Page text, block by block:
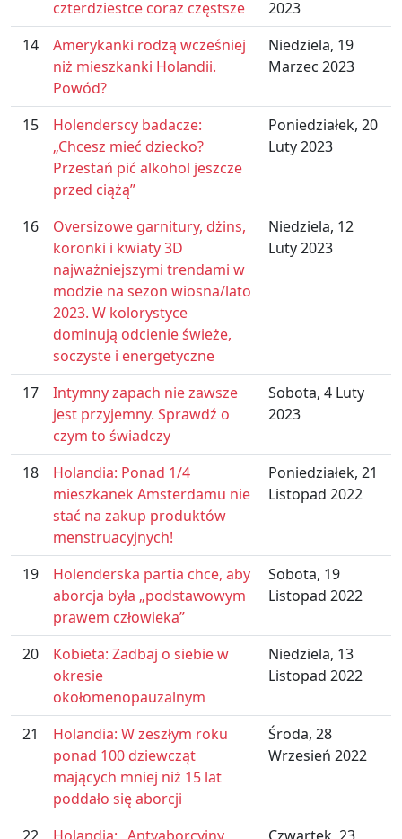
czterdziestce coraz częstsze
2023
14
Amerykanki rodzą wcześniej
niż mieszkanki Holandii.
Powód?
Niedziela, 19
Marzec 2023
15
Holenderscy badacze:
„Chcesz mieć dziecko?
Przestań pić alkohol jeszcze
przed ciążą”
Poniedziałek, 20
Luty 2023
16
Oversizowe garnitury, dżins,
koronki i kwiaty 3D
najważniejszymi trendami w
modzie na sezon wiosna/lato
2023. W kolorystyce
dominują odcienie świeże,
soczyste i energetyczne
Niedziela, 12
Luty 2023
17
Intymny zapach nie zawsze
jest przyjemny. Sprawdź o
czym to świadczy
Sobota, 4 Luty
2023
18
Holandia: Ponad 1/4
mieszkanek Amsterdamu nie
stać na zakup produktów
menstruacyjnych!
Poniedziałek, 21
Listopad 2022
19
Holenderska partia chce, aby
aborcja była „podstawowym
prawem człowieka”
Sobota, 19
Listopad 2022
20
Kobieta: Zadbaj o siebie w
okresie
okołomenopauzalnym
Niedziela, 13
Listopad 2022
21
Holandia: W zeszłym roku
ponad 100 dziewcząt
mających mniej niż 15 lat
poddało się aborcji
Środa, 28
Wrzesień 2022